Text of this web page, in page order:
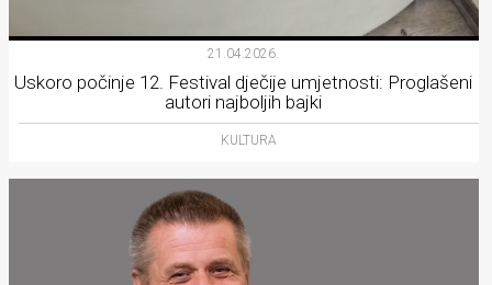
21.04.2026.
Uskoro počinje 12. Festival dječije umjetnosti: Proglašeni
autori najboljih bajki
KULTURA